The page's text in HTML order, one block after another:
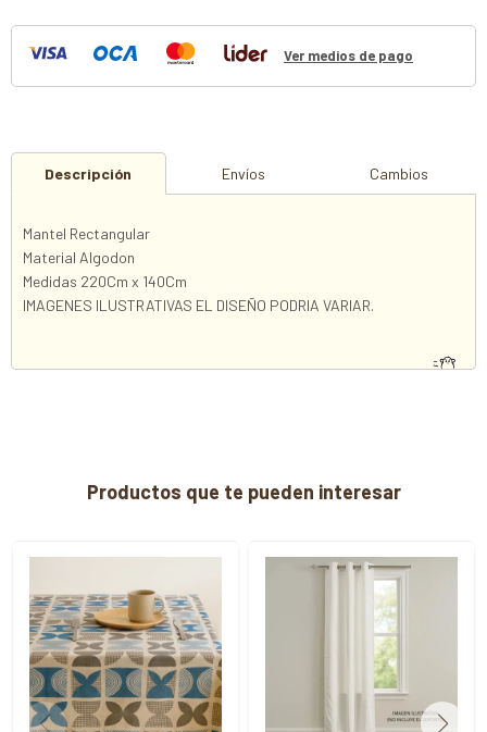
Ver medios de pago
Descripción Envíos Cambios
Mantel Rectangular
Material Algodon
Medidas 220Cm x 140Cm
IMAGENES ILUSTRATIVAS EL DISEÑO PODRIA VARIAR.
Productos que te pueden interesar